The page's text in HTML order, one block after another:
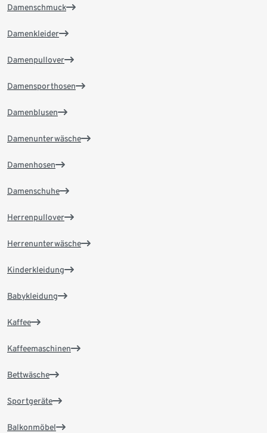
Damenschmuck
Damenkleider
Damenpullover
Damensporthosen
Damenblusen
Damenunterwäsche
Damenhosen
Damenschuhe
Herrenpullover
Herrenunterwäsche
Kinderkleidung
Babykleidung
Kaffee
Kaffeemaschinen
Bettwäsche
Sportgeräte
Balkonmöbel